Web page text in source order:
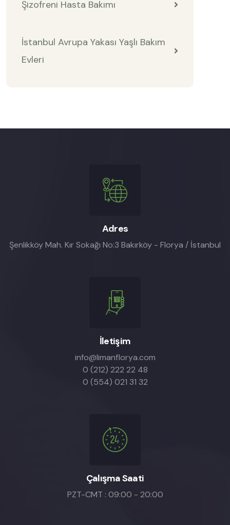
Şizofreni Hasta Bakımı
İstanbul Avrupa Yakası Yaşlı Bakım
Evleri
Adres
Şenlikköy Mah. Kır Sokağı No:3 Bakırköy - Florya / İstanbul
İletişim
info@limanflorya.com
0 (212) 222 22 48
0 (554) 021 31 32
Çalışma Saati
PZT-CMT : 09:00 - 20:00